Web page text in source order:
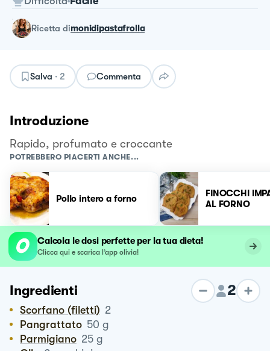
ricetta dimonidipastafrolla
Salva · 2 Commenta
Introduzione
Rapido, profumato e croccante
POTREBBERO PIACERTI ANCHE...
Pollo intero a forno
FINOCCHI
AL FORNO
Calcola le dosi perfette per la tua dieta!
Clicca qui e scarica l’app olivia!
Ingredienti 2
Scorfano (filetti) 2
Pangrattato 50 g
Parmigiano 25 g